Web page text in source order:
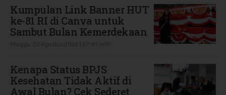
Kumpulan Link Banner HUT
ke-81 RI di Canva untuk
Sambut Bulan Kemerdekaan
Kenapa Status BPJS
Kesehatan Tidak Aktif di
Awal Bulan? Cek Sederet